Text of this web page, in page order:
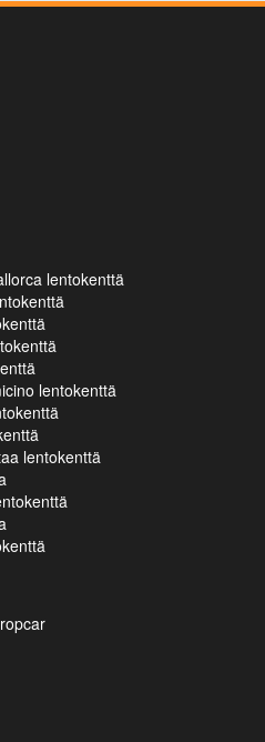
lentokenttä
lentokenttä
lentokenttä